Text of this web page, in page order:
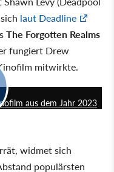
laut Deadline
The Forgotten Realms
fungiert Drew
mitwirkte.
aus dem Jahr 2023
widmet sich
populärsten